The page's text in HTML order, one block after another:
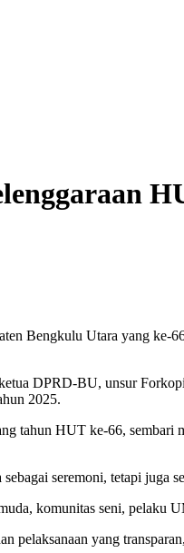
Bengkulu Utara yang ke-
DPRD-BU, unsur
2025.
tahun HUT ke-66, sembari
seremoni, tetapi juga
komunitas seni, pelaku
pelaksanaan yang